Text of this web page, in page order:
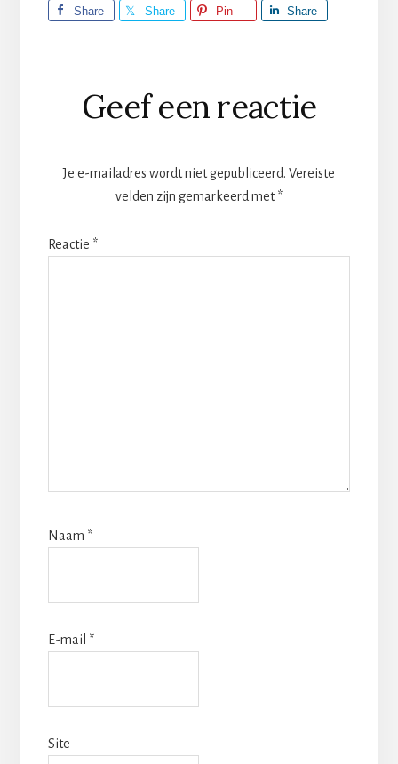
Share Share Pin Share
Lees
Interacties
Geef een reactie
Je e-mailadres wordt niet gepubliceerd. Vereiste
velden zijn gemarkeerd met*
Reactie *
Naam *
E-mail *
Site